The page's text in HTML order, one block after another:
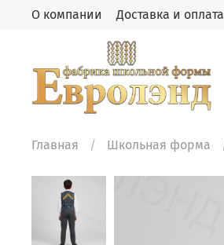
О компании Доставка и оплата
Главная Школьная форма